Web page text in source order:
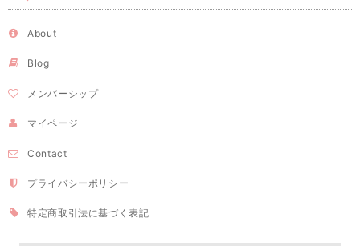
About
Blog
メンバーシップ
マイページ
Contact
プライバシーポリシー
特定商取引法に基づく表記